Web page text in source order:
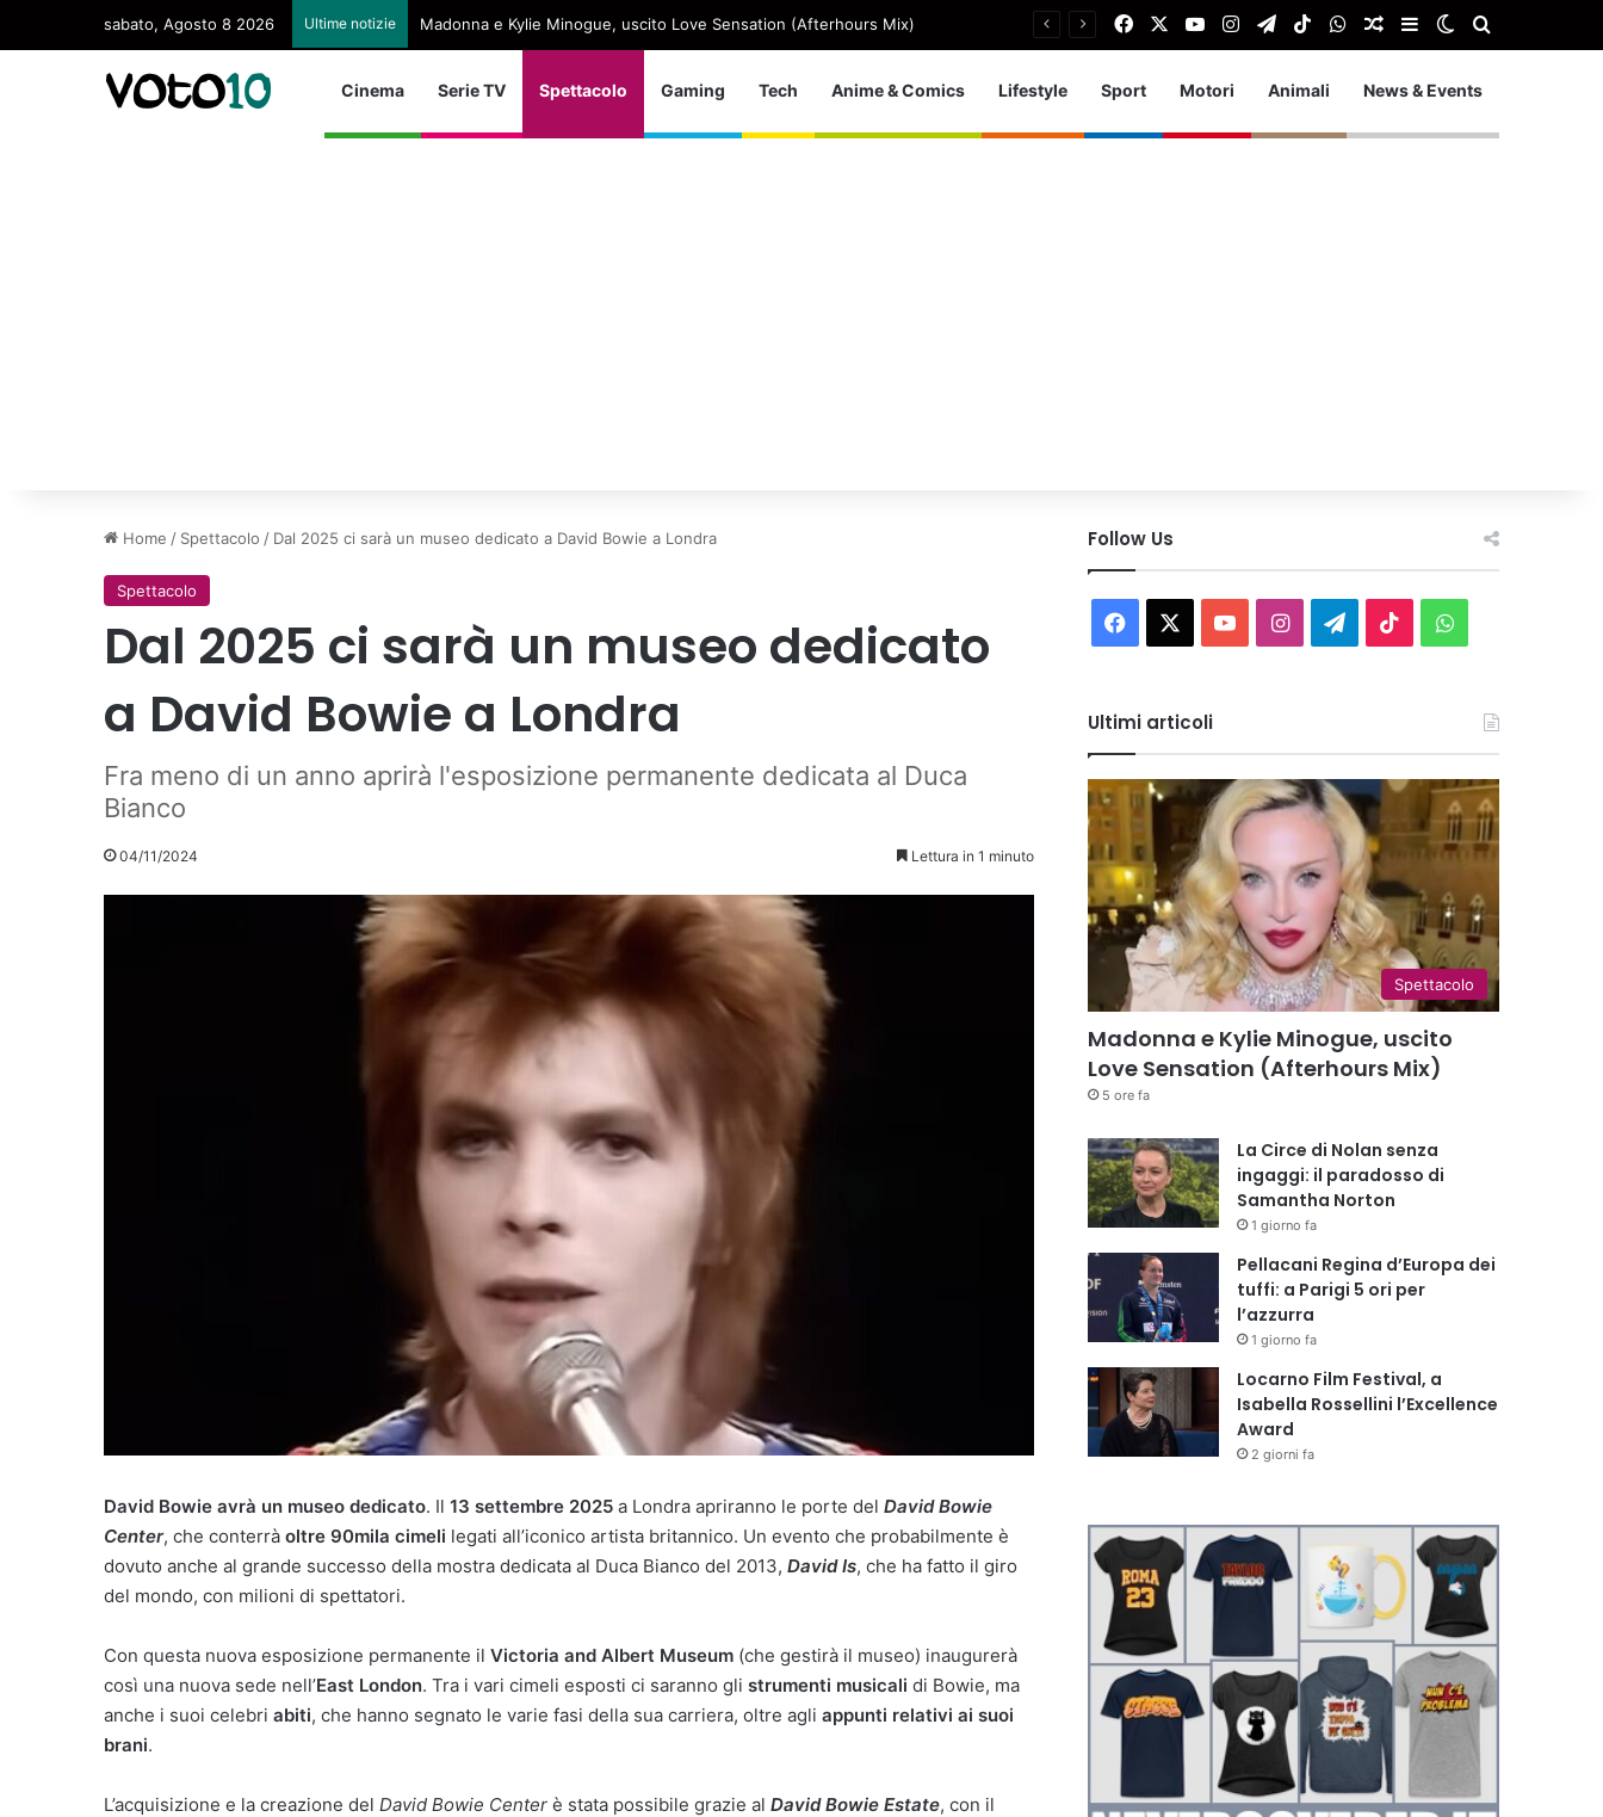
sabato, Agosto 8 2026 Ultime notizie Madonna e Kylie Minogue, uscito Love Sensation (Afterhours Mix) FacebookYou TubeInstagram
TelegramTikTokWhatsApp
Articolo Random
Barra laterale
Cambia aspetto
Cinema Serie TV Spettacolo Gaming Tech Anime & Comics Lifestyle Sport Motori Animali News & Events
Home / Spettacolo / Dal 2025 ci sarà un museo dedicato a David Bowie a Londra
Spettacolo
Dal 2025 ci sarà un museo dedicato
a David Bowie a Londra
Fra meno di un anno aprirà l'esposizione permanente dedicata al Duca
Bianco
04/11/2024 Lettura in 1 minuto
David Bowie avrà un museo dedicato. Il 13 settembre 2025 a Londra apriranno le porte del David Bowie
Center, che conterrà oltre 90mila cimeli legati all’iconico artista britannico. Un evento che probabilmente è
dovuto anche al grande successo della mostra dedicata al Duca Bianco del 2013, David Is, che ha fatto il giro
del mondo, con milioni di spettatori.
Con questa nuova esposizione permanente il Victoria and Albert Museum (che gestirà il museo) inaugurerà
così una nuova sede nell’East London. Tra i vari cimeli esposti ci saranno gli strumenti musicali di Bowie, ma
anche i suoi celebri abiti, che hanno segnato le varie fasi della sua carriera, oltre agli appunti relativi ai suoi
brani.
L’acquisizione e la creazione del David Bowie Center è stata possibile grazie al David Bowie Estate, con il
Follow Us
Facebook You InstagramTelegram
TikTokWhatsApp
Ultimi articoli
Spettacolo
Madonna e Kylie Minogue, uscito
Love Sensation (Afterhours Mix)
5 ore fa
La Circe di Nolan senza
ingaggi: il paradosso di
Samantha Norton
1 giorno fa
Pellacani Regina d’Europa dei
tuffi: a Parigi 5 ori per
l’azzurra
1 giorno fa
Locarno Film Festival, a
Isabella Rossellini l’Excellence
Award
2 giorni fa